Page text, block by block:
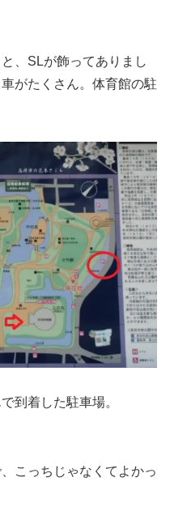
、SLが飾ってありまし
がたくさん。体育館の駐
到着した駐車場。
こっちじゃなくてよかっ